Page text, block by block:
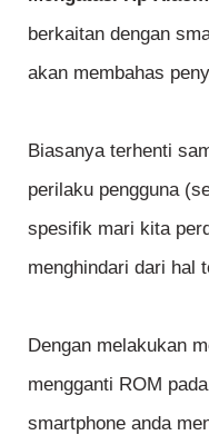
berkaitan dengan
akan membahas
Biasanya terhenti
perilaku pengguna
spesifik mari kita
menghindari dari hal
Dengan melakukan
mengganti ROM
smartphone anda